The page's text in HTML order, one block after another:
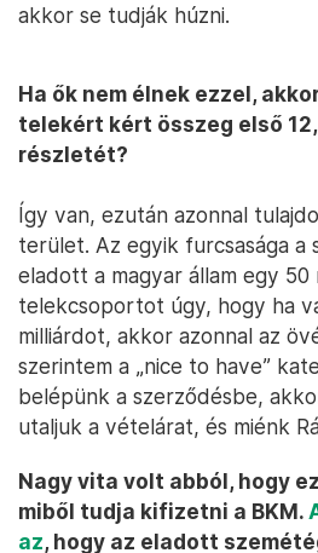
akkor se tudják húzni.
Ha ők nem élnek ezzel,
telekért kért összeg első
részletét?
Így van, ezután azonnal
terület. Az egyik furcsasága a
eladott a magyar állam egy 50
telekcsoportot úgy, hogy ha
milliárdot, akkor azonnal az
szerintem a „nice to have”
belépünk a szerződésbe,
utaljuk a vételárat, és miénk
Nagy vita volt abból, hogy
miből tudja kifizetni a BKM.
az, hogy az eladott